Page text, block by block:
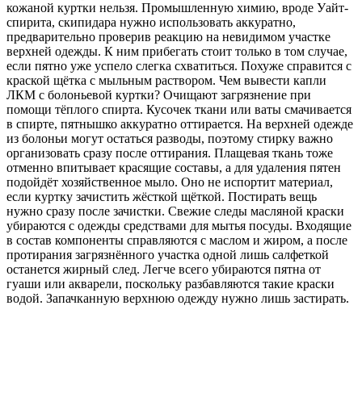
кожаной куртки нельзя. Промышленную химию, вроде Уайт-
спирита, скипидара нужно использовать аккуратно,
предварительно проверив реакцию на невидимом участке
верхней одежды. К ним прибегать стоит только в том случае,
если пятно уже успело слегка схватиться. Похуже справится с
краской щётка с мыльным раствором. Чем вывести капли
ЛКМ с болоньевой куртки? Очищают загрязнение при
помощи тёплого спирта. Кусочек ткани или ваты смачивается
в спирте, пятнышко аккуратно оттирается. На верхней одежде
из болоньи могут остаться разводы, поэтому стирку важно
организовать сразу после оттирания. Плащевая ткань тоже
отменно впитывает красящие составы, а для удаления пятен
подойдёт хозяйственное мыло. Оно не испортит материал,
если куртку зачистить жёсткой щёткой. Постирать вещь
нужно сразу после зачистки. Свежие следы масляной краски
убираются с одежды средствами для мытья посуды. Входящие
в состав компоненты справляются с маслом и жиром, а после
протирания загрязнённого участка одной лишь салфеткой
останется жирный след. Легче всего убираются пятна от
гуаши или акварели, поскольку разбавляются такие краски
водой. Запачканную верхнюю одежду нужно лишь застирать.